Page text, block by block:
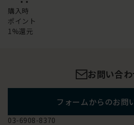
購入時
ポイント
1%還元
お問い合わ
フォームからのお問
03-6908-8370